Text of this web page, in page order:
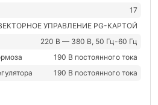
17
УПРАВЛЕНИЕ PG-КАРТОЙ
220 В — 380 В, 50 Гц-60 Гц
190 В постоянного тока
190 В постоянного тока